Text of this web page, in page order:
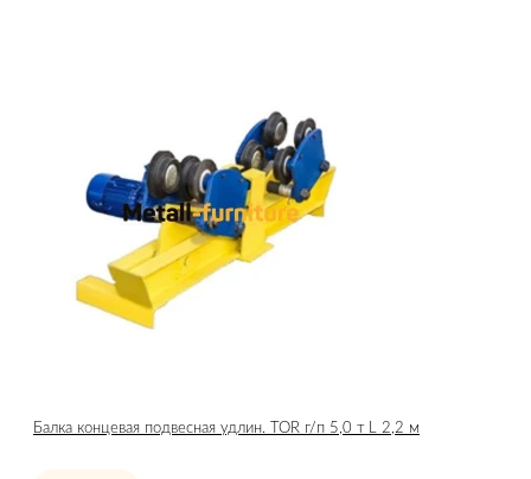
Балка концевая подвесная удлин. TOR г/п 5,0 т L 2,2 м